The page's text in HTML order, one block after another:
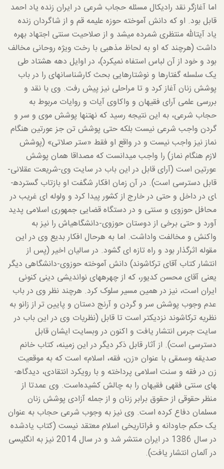
اما آغازگر نقد رادیکال مسئله حجاب شرعی در ایران زنده یاد احمد
قابل بود. او که دانش آموخته حوزه علیمه قم و از شاگردان زنده
یاد آیت­الله منتظری شمرده می­شد و از صلاحیت سنتی اجتهاد بهره
داشت (هرچند که او به لحاظ مذهبی با رخت ویژه روحانی مخالف
بود و خود از آن لباس استفاه نمی­کرد)، در اوایل دهه هشتاد طی
یک سلسله گفتارها و نوشتارهایی بحث کارشناسانه­ای را در باب
پوشش زنان آغاز کرد و تا مراحلی نیز پیش رفت. وی با نقد و
بررسی علمی آرای فقیهان و واکاوی آیات و روایات مربوط به
حجاب شرعی، به این نتیجه رسید که نه­تنها پوشش موی و سر و
گردن واجب شرعی نیست بلکه حتی پوشش تن جز عورتین هنگام
نماز نیز واجب نیست و در واقع او فقط «ستر صلاتی» (پوشش
لازم هنگام نماز) را واجب می­دانست که مصداقا همان پوشش
عورتین است (آرای قابل در این باب در سایت وی-شریعت عقلانی-
قابل دسترسی است). در آن زمان افکار شگفت او بازتاب گسترده­
ای در داخل و حتی در خارج از کشور پیدا کرد و ولوله ای غریب در
محافل حوزوی و سنتی و در دستگاه قضایی جمهوری اسلامی پدید
آورد و حتی برخی از دوستان حوزوی-دانشگاهی­اش را نیز به
واکنش و مخالفت واداشت. اما به هرحال افکار بدیع وی در این
مقوله اثرگذار بود و راه تازه ای گشود. در سالیان اخیر (پس از
انتشار کتاب آقای ترکاشوند) دانش آموخته حوزوی-دانشگاهی دیگر
یعنی آقای محسن کدیور، که از چهره­های نواندیشی دینی کنونی
ایران است، نیز در همین مسیر سلوک کرد. هرچند نظر وی در باب
عدم وجوب پوشش سر و گردن و آرنج دستان و پایین تر از زانو به
نظریه ترکاشوند نزدیک­تر است تا قابل (نظریات وی در این باب در
سایت جرس انتشار یافت و اکنون در وبسایت ایشان قابل
دسترسی است). از آثار قابل ذکر دیگر در این زمینه، کتاب خانم
صدیقه وسمقی با عنوان «زن، فقه، اسلام» است که به موقعیت
زن در فقه و سنت اسلامی پرداخته و با رویکرد انتقادی، دیدگاه­
های سنتی فقهی فقیهان را به چالش کشیده‌است. وی عمدتا از
منظر حقوقی از حقوق برابر زنان و از جمله آزادی پوشش زنان
مسلمان دفاع کرده است. وی نیز به وجوب شرعی حجاب به عنوان
یک حکم جاودانه و فراتاریخی اسلام معتقد نیست (کتاب یادشده
در سال 1386 در ایران منتشر شد و در سال 2014 نیز به انگلیسی
در آلمان انتشار یافت).